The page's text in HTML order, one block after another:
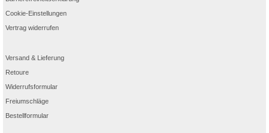
Cookie-Einstellungen
Vertrag widerrufen
Versand & Lieferung
Retoure
Widerrufsformular
Freiumschläge
Bestellformular